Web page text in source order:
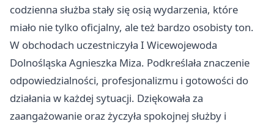
codzienna służba stały się osią wydarzenia, które
miało nie tylko oficjalny, ale też bardzo osobisty ton.
W obchodach uczestniczyła I Wicewojewoda
Dolnośląska Agnieszka Miza. Podkreślała znaczenie
odpowiedzialności, profesjonalizmu i gotowości do
działania w każdej sytuacji. Dziękowała za
zaangażowanie oraz życzyła spokojnej służby i